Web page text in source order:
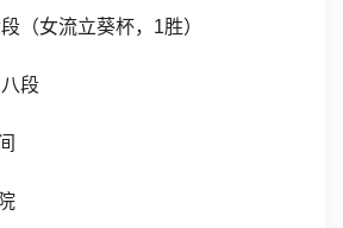
（女流立葵杯，1胜）
段